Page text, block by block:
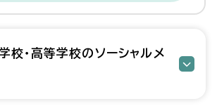
校・高等学校のソーシャルメ